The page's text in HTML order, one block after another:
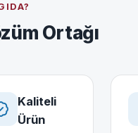
Ortağı
Kaliteli
Ürün